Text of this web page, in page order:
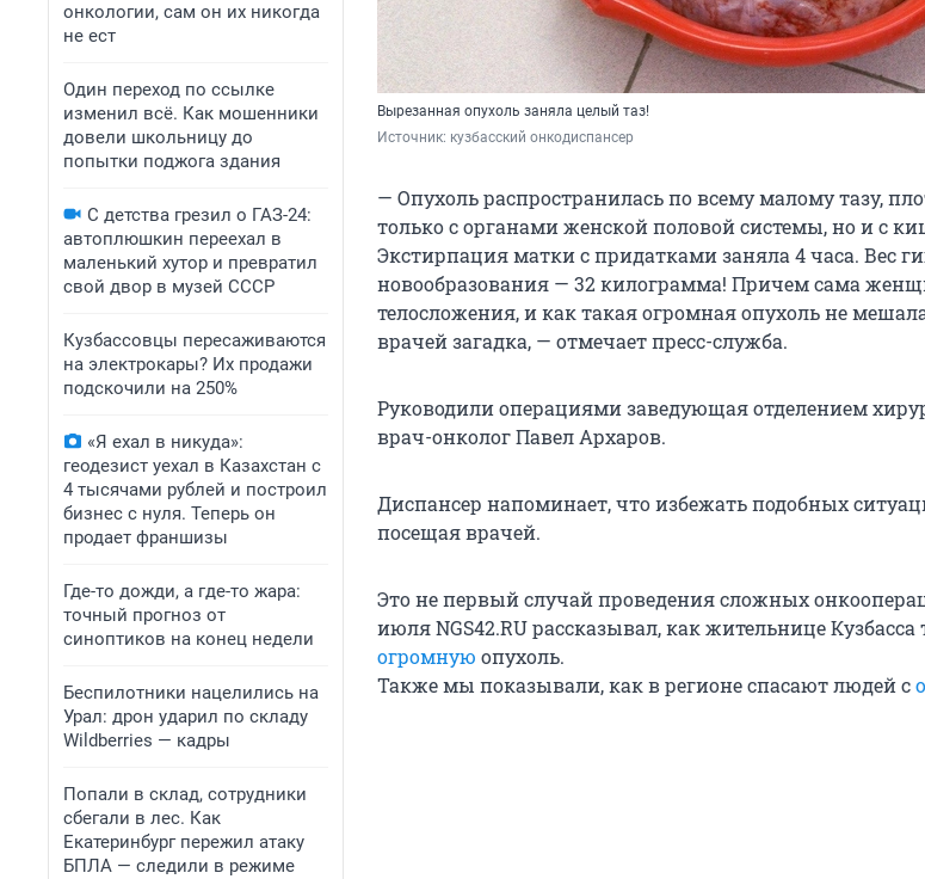
онкологии, сам он их никогда
не ест
Один переход по ссылке
изменил всё. Как мошенники
довели школьницу до
попытки поджога здания
С детства грезил о ГАЗ-24:
автоплюшкин переехал в
маленький хутор и превратил
свой двор в музей СССР
Кузбассовцы пересаживаются
на электрокары? Их продажи
подскочили на 250%
«Я ехал в никуда»:
геодезист уехал в Казахстан с
4 тысячами рублей и построил
бизнес с нуля. Теперь он
продает франшизы
Где-то дожди, а где-то жара:
точный прогноз от
синоптиков на конец недели
Беспилотники нацелились на
Урал: дрон ударил по складу
Wildberries — кадры
Попали в склад, сотрудники
сбегали в лес. Как
Екатеринбург пережил атаку
БПЛА — следили в режиме
Вырезанная опухоль заняла целый таз!
Источник: кузбасский онкодиспансер
— Опухоль распространилась по всему малому тазу,
только с органами женской половой системы, но и с
Экстирпация матки с придатками заняла 4 часа. Вес
новообразования — 32 килограмма! Причем сама
телосложения, и как такая огромная опухоль не
врачей загадка, — отмечает пресс-служба.
Руководили операциями заведующая отделением
врач-онколог Павел Архаров.
Диспансер напоминает, что избежать подобных
посещая врачей.
Это не первый случай проведения сложных
июля NGS42.RU рассказывал, как жительнице Кузбасса
огромную опухоль.
Также мы показывали, как в регионе спасают людей с